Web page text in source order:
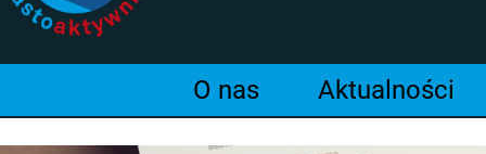
O nas Aktualności